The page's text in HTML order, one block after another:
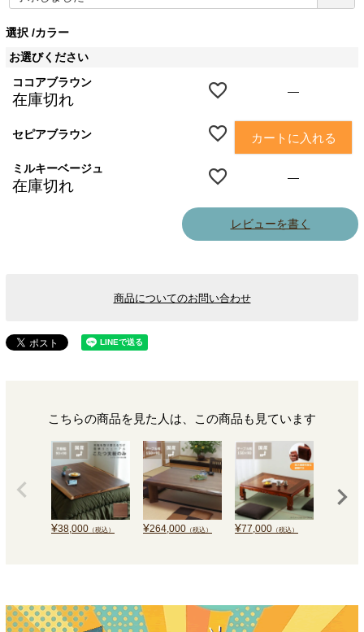
選択
カラー
お選びください
ココアブラウン
在庫切れ
—
セピアブラウン カートに入れる
ミルキーベージュ
在庫切れ
—
レビューを書く
商品についてのお問い合わせ
こちらの商品を見た人は、この商品も見ています
¥38,000 （税込） ¥264,000 （税込） ¥77,000 （税込）